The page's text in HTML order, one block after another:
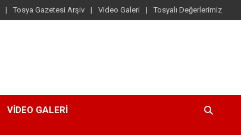
Tosya Gazetesi Arşiv Video Galeri Tosyalı Değerlerimiz
VIDEO GALERI